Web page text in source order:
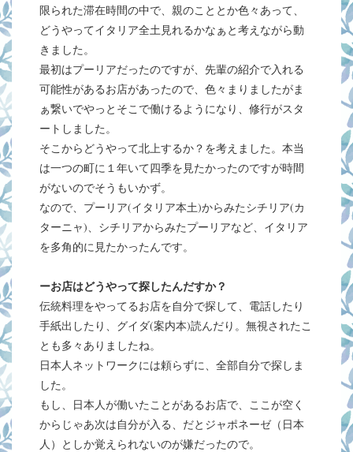
限られた滞在時間の中で、親のこととか色々あって、
どうやってイタリア全土見れるかなぁと考えながら動
きました。
最初はプーリアだったのですが、先輩の紹介で入れる
可能性があるお店があったので、色々まりましたがま
ぁ繋いでやっとそこで働けるようになり、修行がスタ
ートしました。
そこからどうやって北上するか？を考えました。本当
は一つの町に１年いて四季を見たかったのですが時間
がないのでそうもいかず。
なので、プーリア(イタリア本土)からみたシチリア(カ
ターニャ)、シチリアからみたプーリアなど、イタリア
を多角的に見たかったんです。
ーお店はどうやって探したんだすか？
伝統料理をやってるお店を自分で探して、電話したり
手紙出したり、グイダ(案内本)読んだり。無視されたこ
とも多々ありましたね。
日本人ネットワークには頼らずに、全部自分で探しま
した。
もし、日本人が働いたことがあるお店で、ここが空く
からじゃあ次は自分が入る、だとジャポネーゼ（日本
人）としか覚えられないのが嫌だったので。